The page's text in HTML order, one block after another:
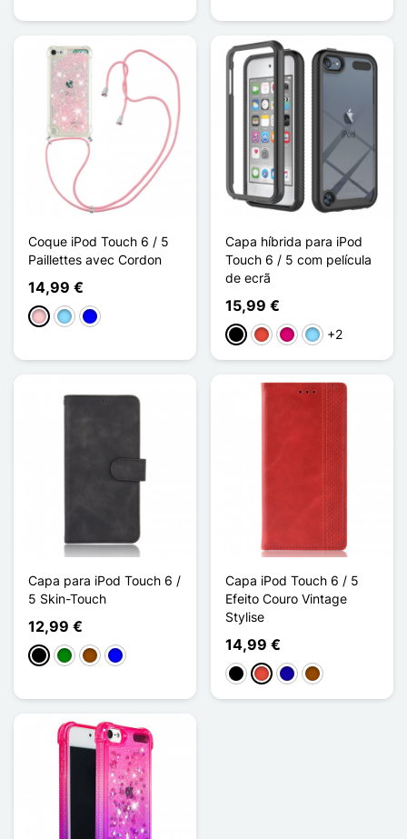
Coque iPod Touch 6 / 5
Paillettes avec Cordon
14,99 €
RosaAzul Claro
Azul
Capa híbrida para iPod
Touch 6 / 5 com película
de ecrã
15,99 €
PretoVermelho
MagentaAzul Claro
+2
Capa para iPod Touch 6 /
5 Skin-Touch
12,99 €
PretoVerdeCastanho
Azul
Capa iPod Touch 6 / 5
Efeito Couro Vintage
Stylise
14,99 €
PretoVermelhoAzul Escuro
Castanho